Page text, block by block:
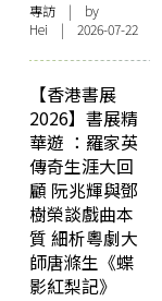
專訪 | by
Hei | 2026-07-22
【香港書展
2026】書展精
華遊 ：羅家英
傳奇生涯大回
顧 阮兆輝與鄧
樹榮談戲曲本
質 細析粵劇大
師唐滌生《蝶
影紅梨記》